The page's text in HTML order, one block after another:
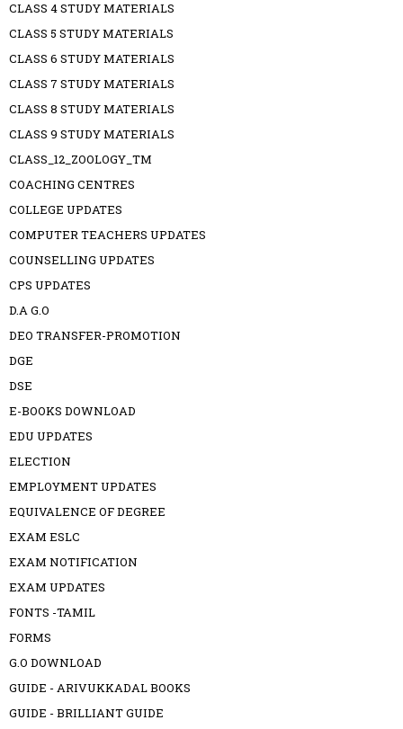
CLASS 4 STUDY MATERIALS
CLASS 5 STUDY MATERIALS
CLASS 6 STUDY MATERIALS
CLASS 7 STUDY MATERIALS
CLASS 8 STUDY MATERIALS
CLASS 9 STUDY MATERIALS
CLASS_12_ZOOLOGY_TM
COACHING CENTRES
COLLEGE UPDATES
COMPUTER TEACHERS UPDATES
COUNSELLING UPDATES
CPS UPDATES
D.A G.O
DEO TRANSFER-PROMOTION
DGE
DSE
E-BOOKS DOWNLOAD
EDU UPDATES
ELECTION
EMPLOYMENT UPDATES
EQUIVALENCE OF DEGREE
EXAM ESLC
EXAM NOTIFICATION
EXAM UPDATES
FONTS -TAMIL
FORMS
G.O DOWNLOAD
GUIDE - ARIVUKKADAL BOOKS
GUIDE - BRILLIANT GUIDE